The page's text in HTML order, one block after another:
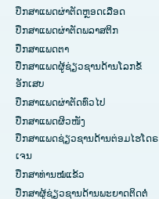
ປຶກສາແພດຜ່າຕັດຫຼອດເລືອດ
ປຶກສາແພດຜ່າຕັດພລາສຕິກ
ປຶກສາແພດຕາ
ປຶກສາແພດຜູ້ຊ່ຽວຊານດ້ານໂລກຂໍ້
ອັກເສບ
ປຶກສາແພດຜ່າຕັດທົ່ວໄປ
ປຶກສາແພດຜິວໜັງ
ປຶກສາແພດຊ່ຽວຊານດ້ານຕ່ອມໄຮໂດຣ
ເຈນ
ປຶກສາທ່ານໝໍແຂ້ວ
ປຶກສາຜູ້ຊ່ຽວຊານດ້ານພະຍາດຕິດຕໍ່